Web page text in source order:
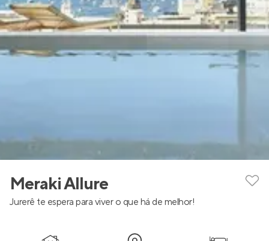
Meraki Allure
Jurerê te espera para viver o que há de melhor!